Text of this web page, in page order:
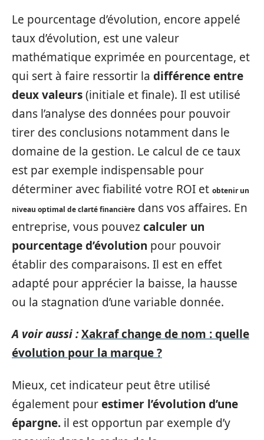
Le pourcentage d’évolution, encore appelé
taux d’évolution, est une valeur
mathématique exprimée en pourcentage, et
qui sert à faire ressortir la différenceentre
deuxvaleurs(initiale et finale). Il est utilisé
dans l’analyse des données pour pouvoir
tirer des conclusions notamment dans le
domaine de la gestion. Le calcul de ce taux
est par exemple indispensable pour
déterminer avec fiabilité votre ROI et obtenir un
niveau optimal de clarté financière dans vos affaires. En
entreprise, vous pouvezcalculer un
pourcentage d’évolution pour pouvoir
établir des comparaisons. Il est en effet
adapté pour apprécier la baisse, la hausse
ou la stagnation d’une variable donnée.
A voir aussi :Xakraf change de nom : quelle
évolution pour la marque ?
Mieux, cet indicateur peut être utilisé
également pourestimer l’évolution d’une
épargne. il est opportun par exemple d’y